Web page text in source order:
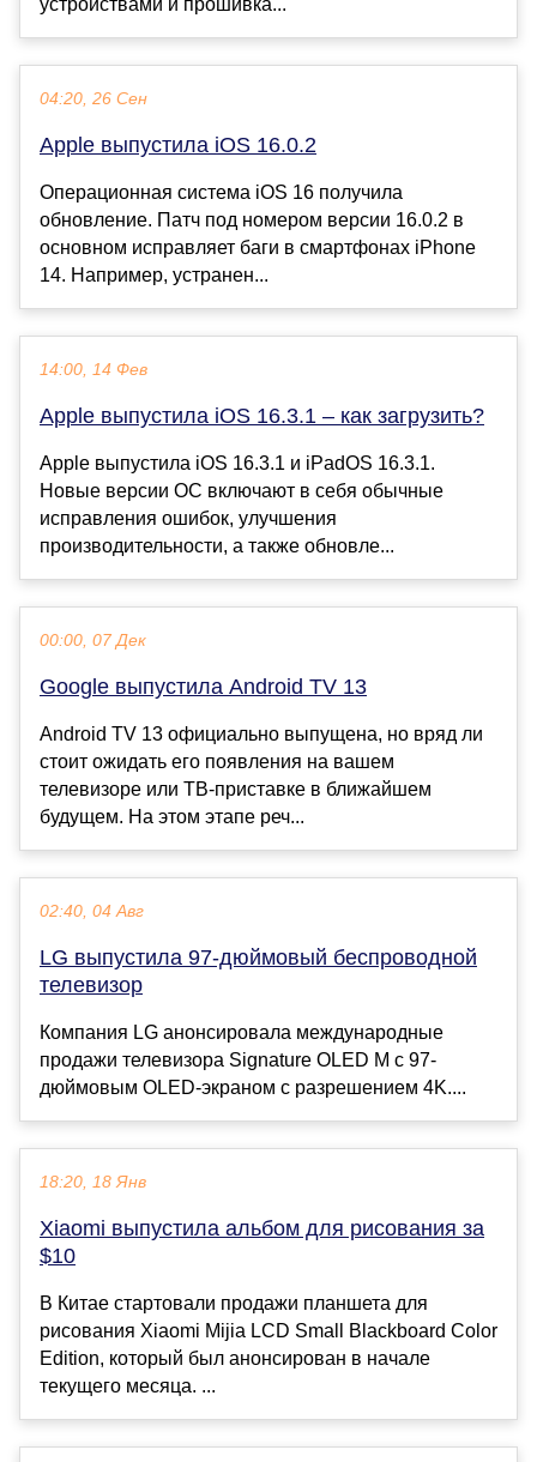
04:20, 26 Сен
Apple выпустила iOS 16.0.2
Операционная система iOS 16 получила
обновление. Патч под номером версии 16.0.2 в
основном исправляет баги в смартфонах iPhone
14. Например, устранен...
14:00, 14 Фев
Apple выпустила iOS 16.3.1 – как загрузить?
Apple выпустила iOS 16.3.1 и iPadOS 16.3.1.
Новые версии ОС включают в себя обычные
исправления ошибок, улучшения
производительности, а также обновле...
00:00, 07 Дек
Google выпустила Android TV 13
Android TV 13 официально выпущена, но вряд ли
стоит ожидать его появления на вашем
телевизоре или ТВ-приставке в ближайшем
будущем. На этом этапе реч...
02:40, 04 Авг
LG выпустила 97-дюймовый беспроводной
телевизор
Компания LG анонсировала международные
продажи телевизора Signature OLED M с 97-
дюймовым OLED-экраном с разрешением 4K....
18:20, 18 Янв
Xiaomi выпустила альбом для рисования за
$10
В Китае стартовали продажи планшета для
рисования Xiaomi Mijia LCD Small Blackboard Color
Edition, который был анонсирован в начале
текущего месяца. ...